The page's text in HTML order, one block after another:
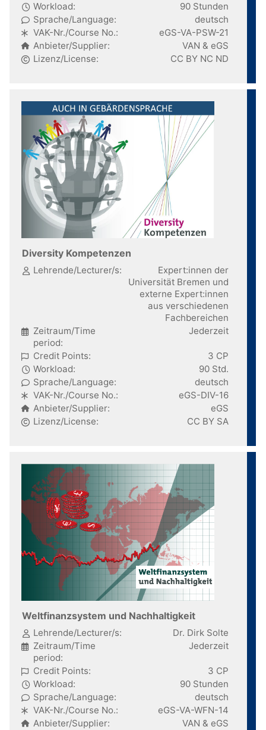
Workload:
90 Stunden
Sprache/Language:
deutsch
VAK-Nr./Course No.:
eGS-VA-PSW-21
Anbieter/Supplier:
VAN & eGS
Lizenz/License:
CC BY NC ND
Diversity Kompetenzen
Lehrende/Lecturer/s:
Expert:innen der
Universität Bremen und
externe Expert:innen
aus verschiedenen
Fachbereichen
Zeitraum/Time
period:
Jederzeit
Credit Points:
3 CP
Workload:
90 Std.
Sprache/Language:
deutsch
VAK-Nr./Course No.:
eGS-DIV-16
Anbieter/Supplier:
eGS
Lizenz/License:
CC BY SA
Weltfinanzsystem und Nachhaltigkeit
Lehrende/Lecturer/s:
Dr. Dirk Solte
Zeitraum/Time
period:
Jederzeit
Credit Points:
3 CP
Workload:
90 Stunden
Sprache/Language:
deutsch
VAK-Nr./Course No.:
eGS-VA-WFN-14
Anbieter/Supplier:
VAN & eGS